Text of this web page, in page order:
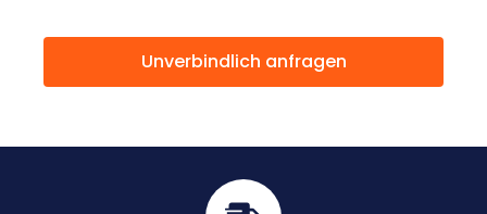
Unverbindlich anfragen